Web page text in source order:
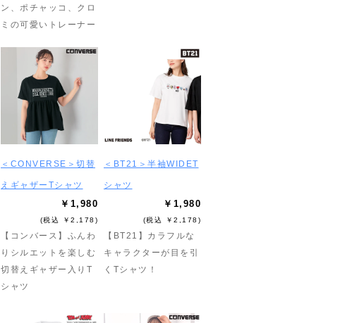
ン、ポチャッコ、クロ
ミの可愛いトレーナー
＜CONVERSE＞切替
えギャザーTシャツ
￥1,980
(税込 ￥2,178)
【コンバース】ふんわ
りシルエットを楽しむ
切替えギャザー入りT
シャツ
＜BT21＞半袖WIDET
シャツ
￥1,980
(税込 ￥2,178)
【BT21】カラフルな
キャラクターが目を引
くTシャツ！